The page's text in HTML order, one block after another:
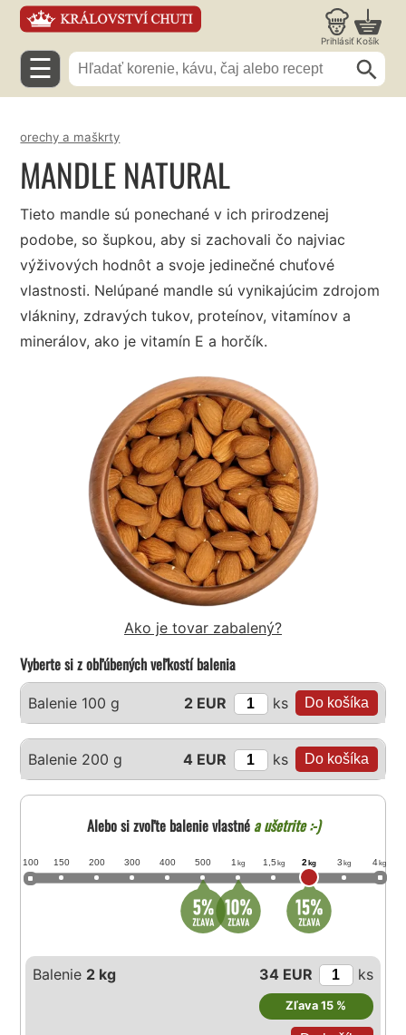
Prihlásiť Košík
☰
orechy a maškrty
MANDLE NATURAL
Tieto mandle sú ponechané v ich prirodzenej
podobe, so šupkou, aby si zachovali čo najviac
výživových hodnôt a svoje jedinečné chuťové
vlastnosti. Nelúpané mandle sú vynikajúcim zdrojom
vlákniny, zdravých tukov, proteínov, vitamínov a
minerálov, ako je vitamín E a horčík.
Ako je tovar zabalený?
Vyberte si z obľúbených veľkostí balenia
Balenie 100 g 2 EUR ks
Balenie 200 g 4 EUR ks
Alebo si zvoľte balenie vlastnéa ušetrite :-)
100 150 200 300 400 500 1 kg 1,5 kg 2 kg 3 kg 4 kg
Balenie 2 kg 34 EUR ks
Zľava 15 %